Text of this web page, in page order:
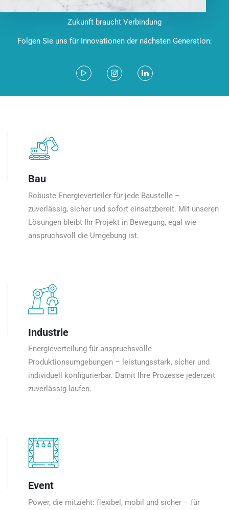
Zukunft braucht Verbindung
Folgen Sie uns für Innovationen der nächsten Generation:
Bau
Robuste Energieverteiler für jede Baustelle –
zuverlässig, sicher und sofort einsatzbereit. Mit unseren
Lösungen bleibt Ihr Projekt in Bewegung, egal wie
anspruchsvoll die Umgebung ist.
Industrie
Energieverteilung für anspruchsvolle
Produktionsumgebungen – leistungsstark, sicher und
individuell konfigurierbar. Damit Ihre Prozesse jederzeit
zuverlässig laufen.
Event
Power, die mitzieht: flexibel, mobil und sicher – für